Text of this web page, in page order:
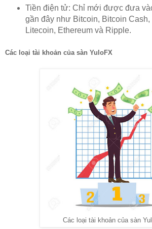
Tiền điện tử: Chỉ mới được đưa
gần đây như Bitcoin, Bitcoin Cash,
Litecoin, Ethereum và Ripple.
Các loại tài khoản của sàn YuloFX
Các loại tài khoản của sàn